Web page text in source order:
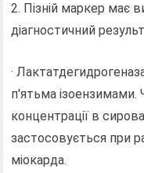
2. Пізній маркер має
діагностичний
·
п'ятьма ізоензимами.
концентрації в
застосовується при
міокарда.